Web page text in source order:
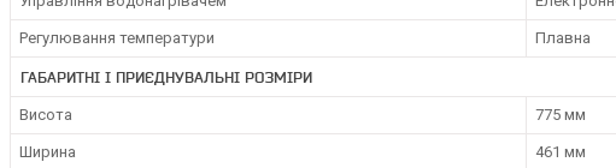
Регулювання температури Плавна
ГАБАРИТНІ І ПРИЄДНУВАЛЬНІ РОЗМІРИ
Висота 775 мм
Ширина 461 мм